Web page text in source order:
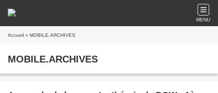
MENU
Accueil » MOBILE.ARCHIVES
MOBILE.ARCHIVES